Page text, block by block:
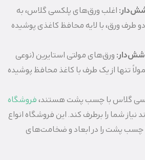
اغلب ورق‌های پلکسی گلاس، به
طرف ورق، با لایه محافظ کاغذی پوشیده
ورق‌های مولتی استایرین (نوعی
تنها از یک طرف با کاغذ محافظ پوشیده
گلاس با چسب پشت هستند،فروشگاه
نیاز شما را برطرف کند. این فروشگاه انواع
پشت را در ابعاد و ضخامت‌های